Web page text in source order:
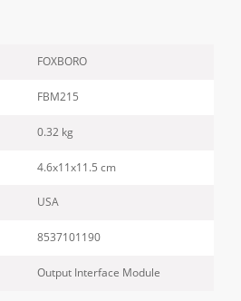
FOXBORO
FBM215
0.32 kg
4.6x11x11.5 cm
USA
8537101190
Output Interface Module